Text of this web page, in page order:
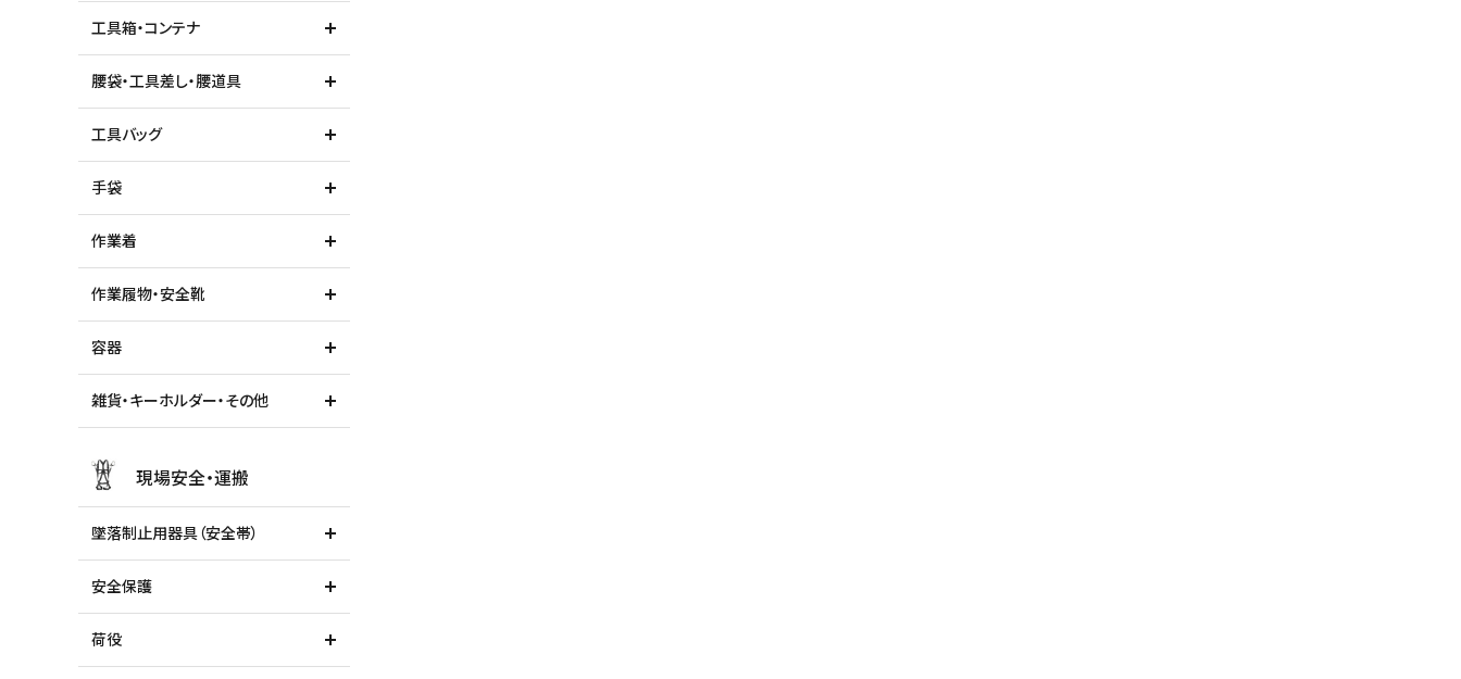
工具箱・コンテナ
腰袋・工具差し・腰道具
工具バッグ
手袋
作業着
作業履物・安全靴
容器
雑貨・キーホルダー・その他
現場安全・運搬
墜落制止用器具（安全帯）
安全保護
荷役